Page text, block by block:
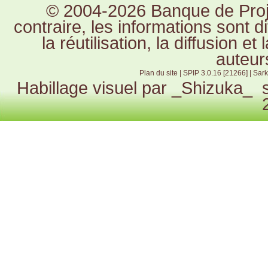
© 2004-2026 Banque de
contraire, les informations sont
la réutilisation, la diffusion et
Plan du site SPIP 3.0.16 [21266]
Habillage visuel par _Shizuka_